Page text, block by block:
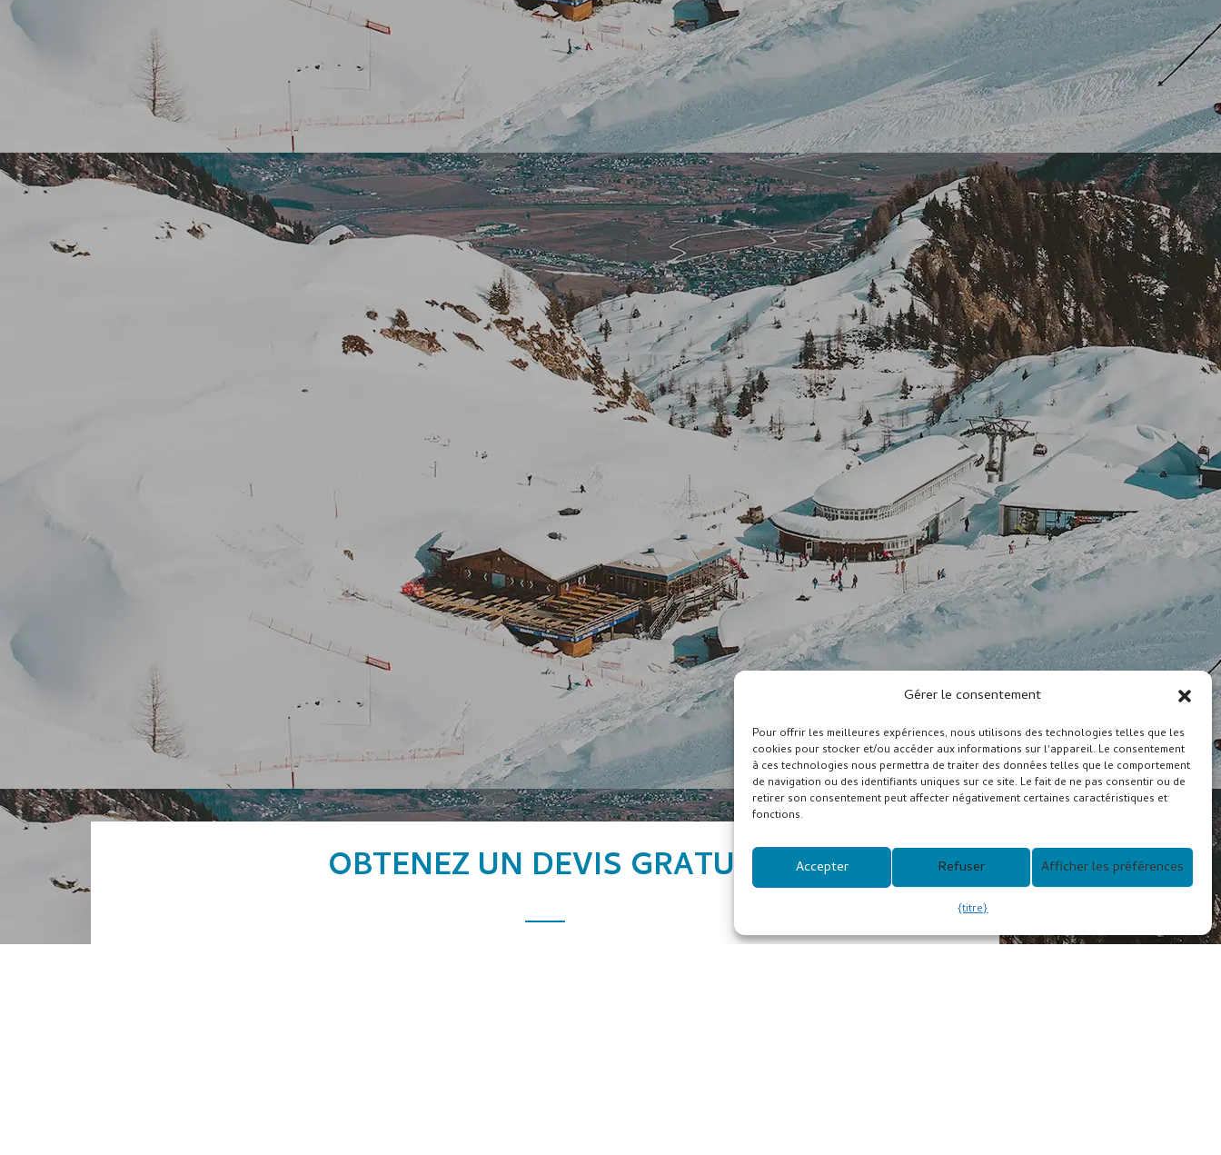
Gérer le consentement
Pour offrir les meilleures expériences, nous utilisons des technologies telles que les
cookies pour stocker et/ou accéder aux informations sur l'appareil. Le consentement
à ces technologies nous permettra de traiter des données telles que le comportement
de navigation ou des identifiants uniques sur ce site. Le fait de ne pas consentir ou de
retirer son consentement peut affecter négativement certaines caractéristiques et
fonctions.
Accepter Refuser Afficher les préférences
{titre}
OBTENEZ UN DEVIS GRATUIT